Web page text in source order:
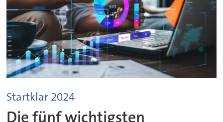
Startklar 2024
Die fünf wichtigsten